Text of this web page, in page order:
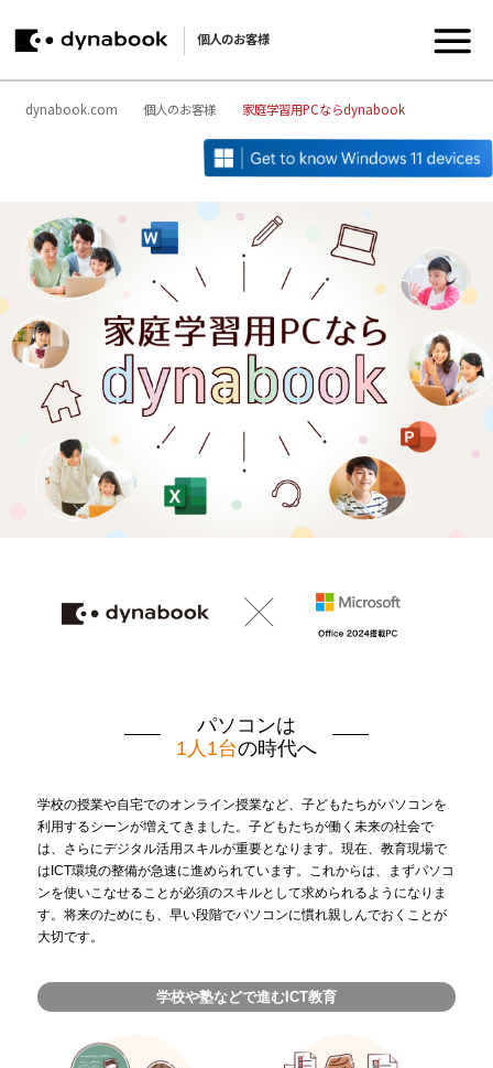
個人のお客様
dynabook.com 個人のお客様 家庭学習用PCならdynabook
パソコンは
1人1台の時代へ
学校の授業や自宅でのオンライン授業など、子どもたちがパソコンを
利用するシーンが増えてきました。 子どもたちが働く未来の社会で
は、さらにデジタル活用スキルが重要となります。 現在、教育現場で
はICT環境の整備が急速に進められています。
これからは、まずパソコ
ンを使いこなせることが必須のスキルとして求められるようになりま
す。 将来のためにも、早い段階でパソコンに慣れ親しんでおくことが
大切です。
学校や塾などで進むICT教育